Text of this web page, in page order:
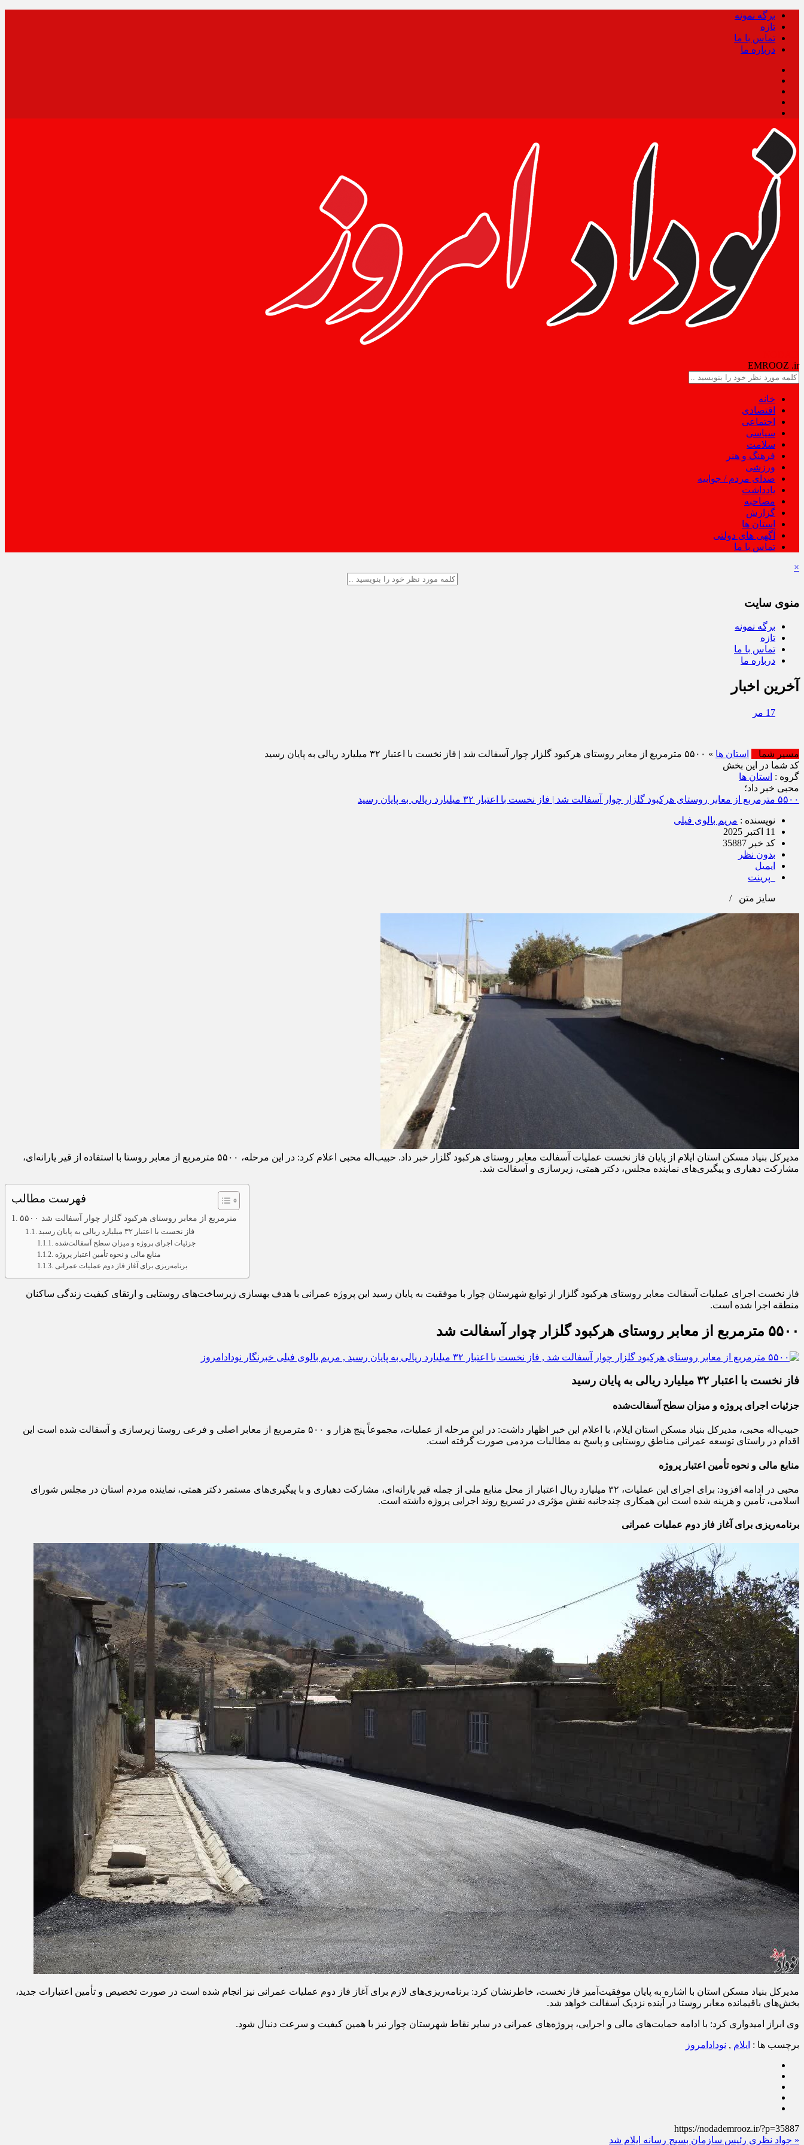
برگه نمونه
تازه
تماس با ما
درباره ما
EMROOZ .ir
خانه
اقتصادی
اجتماعی
سیاسی
سلامت
فرهنگ و هنر
ورزشی
صدای مردم / جوابیه
یادداشت
مصاحبه
گزارش
استان ها
آگهی های دولتی
تماس با ما
×
منوی سایت
برگه نمونه
تازه
تماس با ما
درباره ما
آخرین اخبار
17 مرداد فرصتی برای قدرشناسی
مسیر شما استان ها » ۵۵۰۰ مترمربع از معابر روستای هرکبود گلزار چوار آسفالت شد | فاز نخست با اعتبار ۳۲ میلیارد ریالی به پایان رسید
کد شما در این بخش
گروه : استان ها
محبی خبر داد؛
۵۵۰۰ مترمربع از معابر روستای هرکبود گلزار چوار آسفالت شد | فاز نخست با اعتبار ۳۲ میلیارد ریالی به پایان رسید
نویسنده : مریم بالوی فیلی
11 اکتبر 2025
کد خبر 35887
بدون نظر
ایمیل
پرینت
سایز متن /
مدیرکل بنیاد مسکن استان ایلام از پایان فاز نخست عملیات آسفالت معابر روستای هرکبود گلزار خبر داد. حبیب‌اله محبی اعلام کرد: در این مرحله، ۵۵۰۰ مترمربع از معابر روستا با استفاده از قیر یارانه‌ای،
مشارکت دهیاری و پیگیری‌های نماینده مجلس، دکتر همتی، زیرسازی و آسفالت شد.
فهرست مطالب
۵۵۰۰ مترمربع از معابر روستای هرکبود گلزار چوار آسفالت شد
فاز نخست با اعتبار ۳۲ میلیارد ریالی به پایان رسید
جزئیات اجرای پروژه و میزان سطح آسفالت‌شده
منابع مالی و نحوه تأمین اعتبار پروژه
برنامه‌ریزی برای آغاز فاز دوم عملیات عمرانی
فاز نخست اجرای عملیات آسفالت معابر روستای هرکبود گلزار از توابع شهرستان چوار با موفقیت به پایان رسید این پروژه عمرانی با هدف بهسازی زیرساخت‌های روستایی و ارتقای کیفیت زندگی ساکنان
منطقه اجرا شده است.
۵۵۰۰ مترمربع از معابر روستای هرکبود گلزار چوار آسفالت شد
فاز نخست با اعتبار ۳۲ میلیارد ریالی به پایان رسید
جزئیات اجرای پروژه و میزان سطح آسفالت‌شده
حبیب‌اله محبی، مدیرکل بنیاد مسکن استان ایلام، با اعلام این خبر اظهار داشت: در این مرحله از عملیات، مجموعاً پنج هزار و ۵۰۰ مترمربع از معابر اصلی و فرعی روستا زیرسازی و آسفالت شده است این
اقدام در راستای توسعه عمرانی مناطق روستایی و پاسخ به مطالبات مردمی صورت گرفته است.
منابع مالی و نحوه تأمین اعتبار پروژه
محبی در ادامه افزود: برای اجرای این عملیات، ۳۲ میلیارد ریال اعتبار از محل منابع ملی از جمله قیر یارانه‌ای، مشارکت دهیاری و با پیگیری‌های مستمر دکتر همتی، نماینده مردم استان در مجلس شورای
اسلامی، تأمین و هزینه شده است این همکاری چندجانبه نقش مؤثری در تسریع روند اجرایی پروژه داشته است.
برنامه‌ریزی برای آغاز فاز دوم عملیات عمرانی
مدیرکل بنیاد مسکن استان با اشاره به پایان موفقیت‌آمیز فاز نخست، خاطرنشان کرد: برنامه‌ریزی‌های لازم برای آغاز فاز دوم عملیات عمرانی نیز انجام شده است در صورت تخصیص و تأمین اعتبارات جدید،
بخش‌های باقیمانده معابر روستا در آینده نزدیک آسفالت خواهد شد.
وی ابراز امیدواری کرد: با ادامه حمایت‌های مالی و اجرایی، پروژه‌های عمرانی در سایر نقاط شهرستان چوار نیز با همین کیفیت و سرعت دنبال شود.
برچسب ها : ایلام , نودادامروز
https://nodademrooz.ir/?p=35887
« جواد نظری رئیس سازمان بسیج رسانه ایلام شد